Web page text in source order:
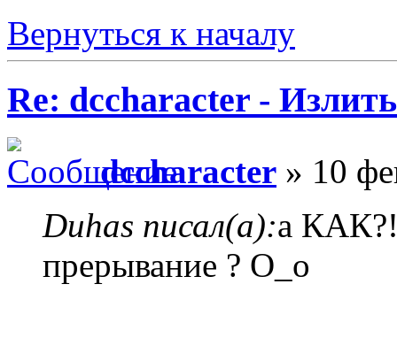
Вернуться к началу
Re: dccharacter -
dccharacter » 10
Duhas писал(а):а
прерывание ? О_о